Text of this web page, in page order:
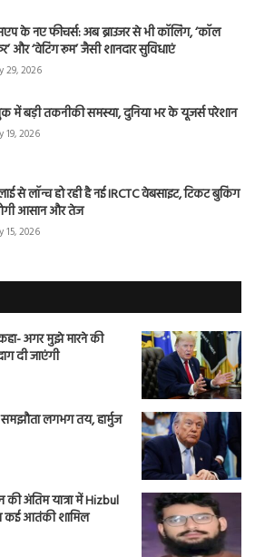
के नए फीचर्स: अब ब्राउजर से भी कॉलिंग, ‘कॉल
और ‘वेटिंग रूम’ जैसी शानदार सुविधाएं
29, 2026
में बड़ी तकनीकी समस्या, दुनिया भर के यूजर्स परेशान
19, 2026
से लॉन्च हो रही है नई IRCTC वेबसाइट, टिकट बुकिंग
आसान और तेज
15, 2026
अगर मुझे मारने की
दी जाएंगी
समझौता लगभग तय, हार्मुज
की अंतिम यात्रा में Hizbul
कई आतंकी शामिल